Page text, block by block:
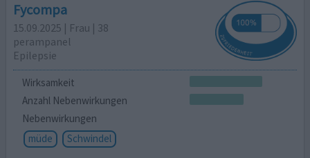
Fycompa
15.09.2025 | Frau | 38
perampanel
Epilepsie
Wirksamkeit
Anzahl Nebenwirkungen
Nebenwirkungen
müde
Schwindel